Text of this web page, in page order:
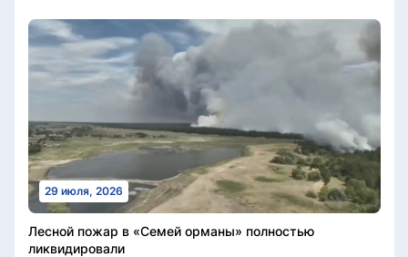
29 июля, 2026
Лесной пожар в «Семей орманы» полностью
ликвидировали